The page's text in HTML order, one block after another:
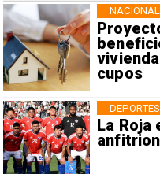
cupos
NACIONAL
La
DEPORTES